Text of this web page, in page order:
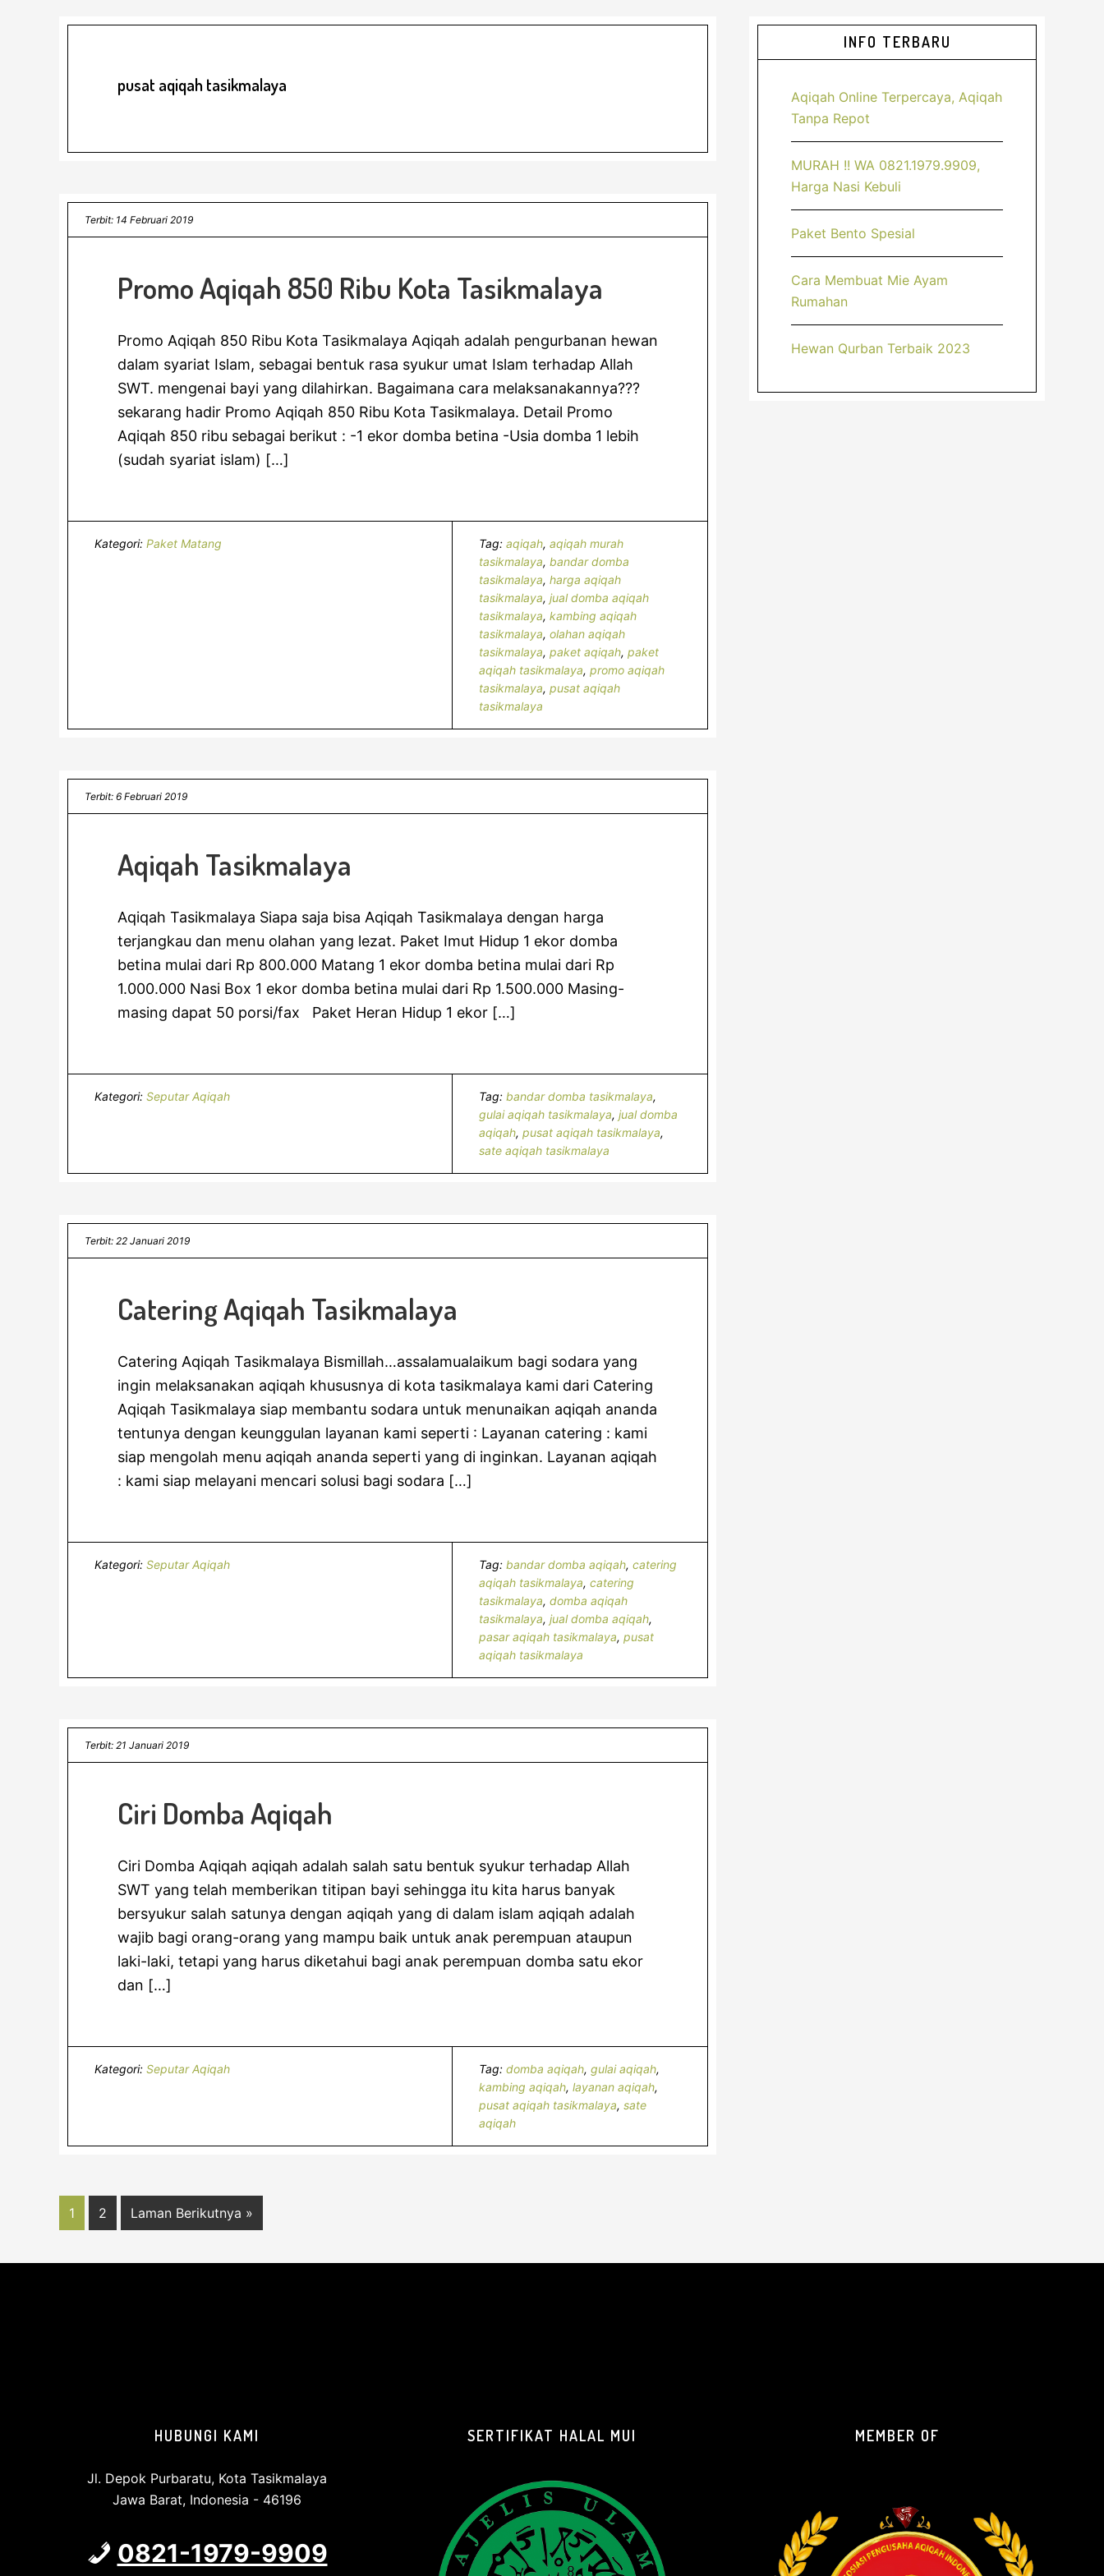
pusat aqiqah tasikmalaya
Terbit: 14 Februari 2019
Promo Aqiqah 850 Ribu Kota Tasikmalaya
Promo Aqiqah 850 Ribu Kota Tasikmalaya Aqiqah adalah pengurbanan hewan
dalam syariat Islam, sebagai bentuk rasa syukur umat Islam terhadap Allah
SWT. mengenai bayi yang dilahirkan. Bagaimana cara melaksanakannya???
sekarang hadir Promo Aqiqah 850 Ribu Kota Tasikmalaya. Detail Promo
Aqiqah 850 ribu sebagai berikut : -1 ekor domba betina -Usia domba 1 lebih
(sudah syariat islam) […]
Kategori: Paket Matang Tag: aqiqah, aqiqah murah
tasikmalaya, bandar domba
tasikmalaya, harga aqiqah
tasikmalaya, jual domba aqiqah
tasikmalaya, kambing aqiqah
tasikmalaya, olahan aqiqah
tasikmalaya, paket aqiqah, paket
aqiqah tasikmalaya, promo aqiqah
tasikmalaya, pusat aqiqah
tasikmalaya
Terbit: 6 Februari 2019
Aqiqah Tasikmalaya
Aqiqah Tasikmalaya Siapa saja bisa Aqiqah Tasikmalaya dengan harga
terjangkau dan menu olahan yang lezat. Paket Imut Hidup 1 ekor domba
betina mulai dari Rp 800.000 Matang 1 ekor domba betina mulai dari Rp
1.000.000 Nasi Box 1 ekor domba betina mulai dari Rp 1.500.000 Masing-
masing dapat 50 porsi/fax Paket Heran Hidup 1 ekor […]
Kategori: Seputar Aqiqah Tag: bandar domba tasikmalaya,
gulai aqiqah tasikmalaya, jual domba
aqiqah, pusat aqiqah tasikmalaya,
sate aqiqah tasikmalaya
Terbit: 22 Januari 2019
Catering Aqiqah Tasikmalaya
Catering Aqiqah Tasikmalaya Bismillah…assalamualaikum bagi sodara yang
ingin melaksanakan aqiqah khususnya di kota tasikmalaya kami dari Catering
Aqiqah Tasikmalaya siap membantu sodara untuk menunaikan aqiqah ananda
tentunya dengan keunggulan layanan kami seperti : Layanan catering : kami
siap mengolah menu aqiqah ananda seperti yang di inginkan. Layanan aqiqah
: kami siap melayani mencari solusi bagi sodara […]
Kategori: Seputar Aqiqah Tag: bandar domba aqiqah, catering
aqiqah tasikmalaya, catering
tasikmalaya, domba aqiqah
tasikmalaya, jual domba aqiqah,
pasar aqiqah tasikmalaya, pusat
aqiqah tasikmalaya
Terbit: 21 Januari 2019
Ciri Domba Aqiqah
Ciri Domba Aqiqah aqiqah adalah salah satu bentuk syukur terhadap Allah
SWT yang telah memberikan titipan bayi sehingga itu kita harus banyak
bersyukur salah satunya dengan aqiqah yang di dalam islam aqiqah adalah
wajib bagi orang-orang yang mampu baik untuk anak perempuan ataupun
laki-laki, tetapi yang harus diketahui bagi anak perempuan domba satu ekor
dan […]
Kategori: Seputar Aqiqah Tag: domba aqiqah, gulai aqiqah,
kambing aqiqah, layanan aqiqah,
pusat aqiqah tasikmalaya, sate
aqiqah
Halaman
1 Halaman
2
Lompat
ke
Laman Berikutnya »
Sidebar
Utama
INFO TERBARU
Aqiqah Online Terpercaya, Aqiqah
Tanpa Repot
MURAH !! WA 0821.1979.9909,
Harga Nasi Kebuli
Paket Bento Spesial
Cara Membuat Mie Ayam
Rumahan
Hewan Qurban Terbaik 2023
HUBUNGI KAMI
Jl. Depok Purbaratu, Kota Tasikmalaya
Jawa Barat, Indonesia - 46196
0821-1979-9909
SERTIFIKAT HALAL MUI MEMBER OF